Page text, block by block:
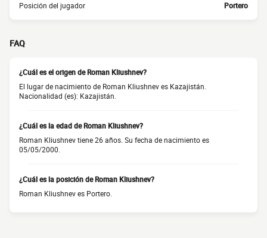
Posición del jugador Portero
FAQ
¿Cuál es el origen de Roman Kliushnev?
El lugar de nacimiento de Roman Kliushnev es Kazajistán.
Nacionalidad (es): Kazajistán.
¿Cuál es la edad de Roman Kliushnev?
Roman Kliushnev tiene 26 años. Su fecha de nacimiento es
05/05/2000.
¿Cuál es la posición de Roman Kliushnev?
Roman Kliushnev es Portero.